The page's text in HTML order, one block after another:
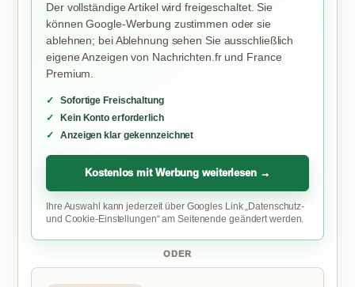
Der vollständige Artikel wird freigeschaltet. Sie
können Google-Werbung zustimmen oder sie
ablehnen; bei Ablehnung sehen Sie ausschließlich
eigene Anzeigen von Nachrichten.fr und France
Premium.
Sofortige Freischaltung
Kein Konto erforderlich
Anzeigen klar gekennzeichnet
Kostenlos mit Werbung weiterlesen →
Ihre Auswahl kann jederzeit über Googles Link „Datenschutz-
und Cookie-Einstellungen“ am Seitenende geändert werden.
ODER